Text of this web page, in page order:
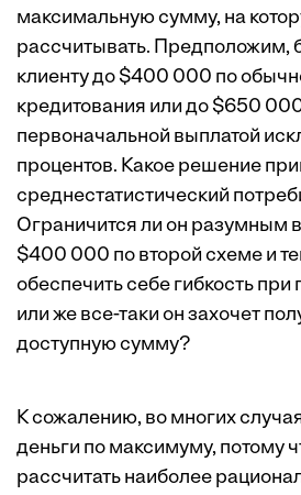
максимальную сумму, на
рассчитывать. Предположим,
клиенту до $400 000 по
кредитования или до $650
первоначальной выплатой
процентов. Какое решение
среднестатистический
Ограничится ли он разумным
$400 000 по второй схеме и
обеспечить себе гибкость при
или же все-таки он захочет
доступную сумму?
К сожалению, во многих
деньги по максимуму, потому
рассчитать наиболее